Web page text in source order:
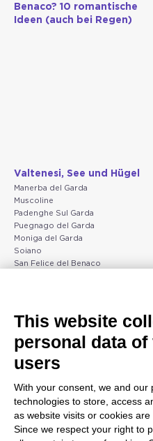
Benaco? 10 romantische
Ideen (auch bei Regen)
Valtenesi, See und Hügel
Manerba del Garda
Muscoline
Padenghe Sul Garda
Puegnago del Garda
Moniga del Garda
Soiano
San Felice del Benaco
Peschiera und die Küste
des Veneto
Lazise
Peschiera del Garda
Verona
Valeggio sul Mincio
San Giorgio di Valpolicella
Garda
This website
personal data
users
With your consent, we and
technologies to store, access
as website visits or cookies
Since we respect your right to